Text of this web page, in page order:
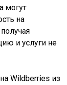
могут
на
и услуги не
Wildberries из